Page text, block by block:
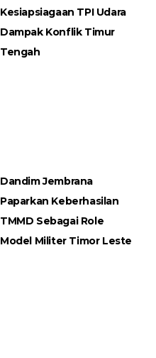
Kesiapsiagaan TPI Udara
Dampak Konflik Timur
Tengah
Dandim Jembrana
Paparkan Keberhasilan
TMMD Sebagai Role
Model Militer Timor Leste